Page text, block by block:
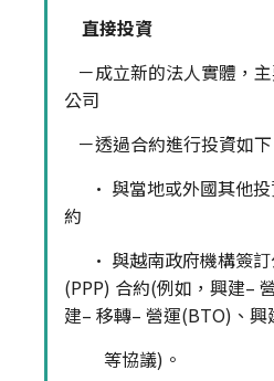
直接投資
－成立新的法人實體，
公司
－透過合約進行投資如下
• 與當地或外國其他投
約
• 與越南政府機構簽訂
(PPP) 合約(例如，興建–
建– 移轉– 營運(BTO)、
等協議)。